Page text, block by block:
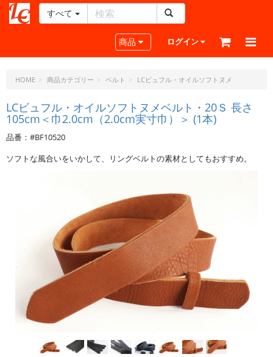
ー
ラ
ト・
ド
ッ
ト・
ジ
すべて
Toggle navigation
商品 ログイン
HOME 商品カテゴリー ベルト LCビュフル・オイルソフトヌメ
LCビュフル・オイルソフトヌメベルト・20Ｓ 長さ
105cm＜巾2.0cm（2.0cm実寸巾）＞ (1本)
品番：#BF10520
ソフトな風合いをいかして、リングベルトの素材としてもおすすめ。